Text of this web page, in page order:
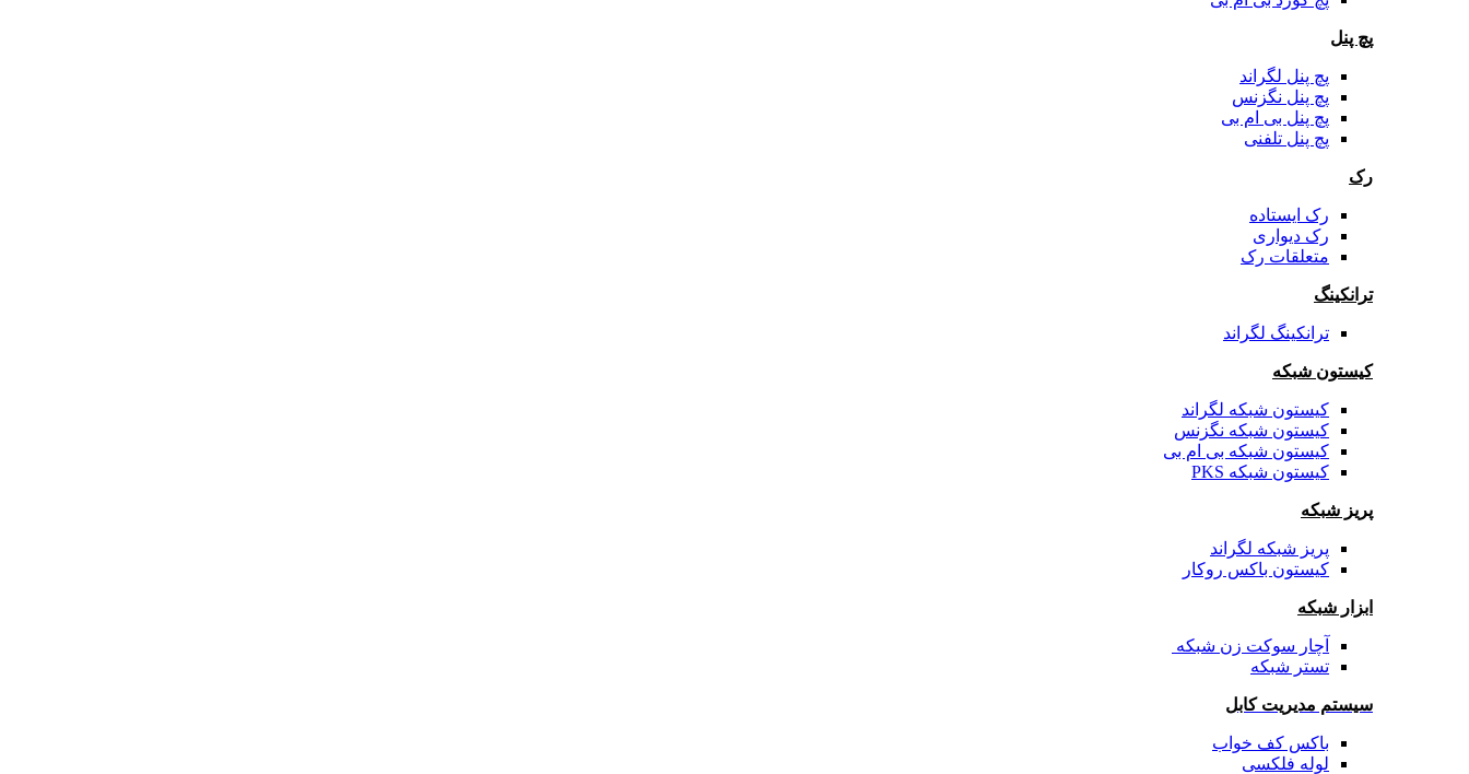
پچ پنل
پچ پنل لگراند
پچ پنل نگزنس
پچ پنل بی ام بی
پچ پنل تلفنی
رک
رک ایستاده
رک دیواری
متعلقات رک
ترانکینگ
ترانکینگ لگراند
کیستون شبکه
کیستون شبکه لگراند
کیستون شبکه نگزنس
کیستون شبکه بی ام بی
کیستون شبکه PKS
پریز شبکه
پریز شبکه لگراند
کیستون باکس روکار
ابزار شبکه
آچار سوکت زن شبکه
تستر شبکه
سیستم مدیریت کابل
باکس کف خواب
لوله فلکسی